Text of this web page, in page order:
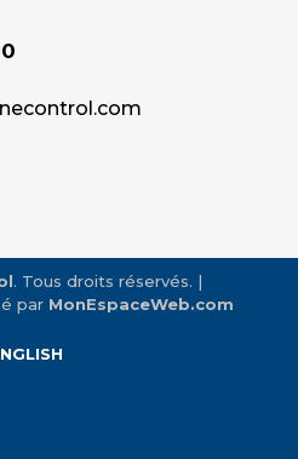
. Tous droits réservés. |
par MonEspaceWeb.com